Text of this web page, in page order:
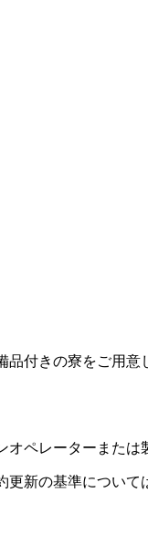
付きの寮をご用意
オペレーターまた
新の基準について